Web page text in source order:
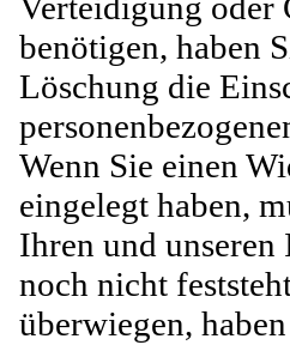
benötigen, haben
Löschung die
Wenn Sie einen
eingelegt haben,
Ihren und unseren
noch nicht
überwiegen,